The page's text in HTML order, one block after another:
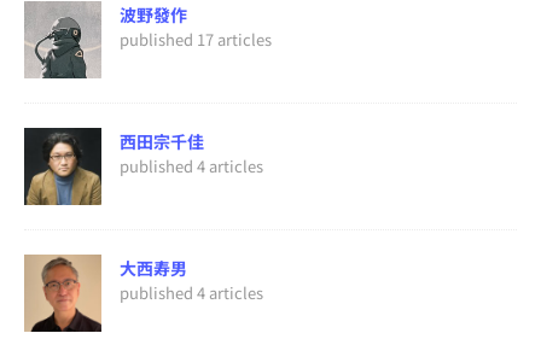
波野發作
published 17 articles
西田宗千佳
published 4 articles
大西寿男
published 4 articles